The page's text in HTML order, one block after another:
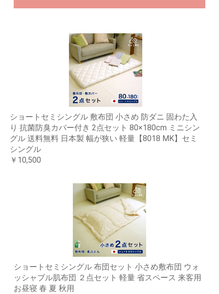
ショートセミシングル 敷布団 小さめ 防ダニ 固わた入
り 抗菌防臭カバー付き 2点セット 80×180cm ミニシン
グル 送料無料 日本製 幅が狭い 軽量【8018 MK】セミ
シングル
￥10,500
ショートセミシングル 布団セット 小さめ敷布団 ウォ
ッシャブル肌布団 ２点セット 軽量 省スペース 来客用
お昼寝 春 夏 秋用